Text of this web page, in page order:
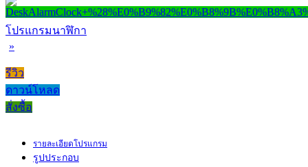
โปรแกรมนาฬิกา
»
รีวิว
ดาวน์โหลด
สั่งซื้อ
รายละเอียดโปรแกรม
รูปประกอบ